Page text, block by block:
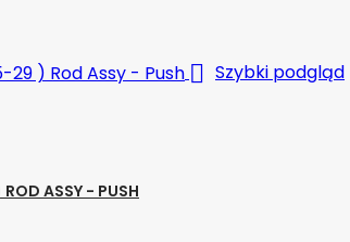
 Szybki podgląd
ASSY - PUSH